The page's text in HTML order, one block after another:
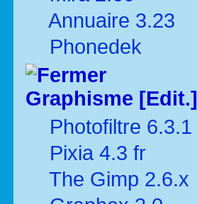
Annuaire 3.23
Phonedek
Graphisme [Edit.]
Photofiltre 6.3.1
Pixia 4.3 fr
The Gimp 2.6.x